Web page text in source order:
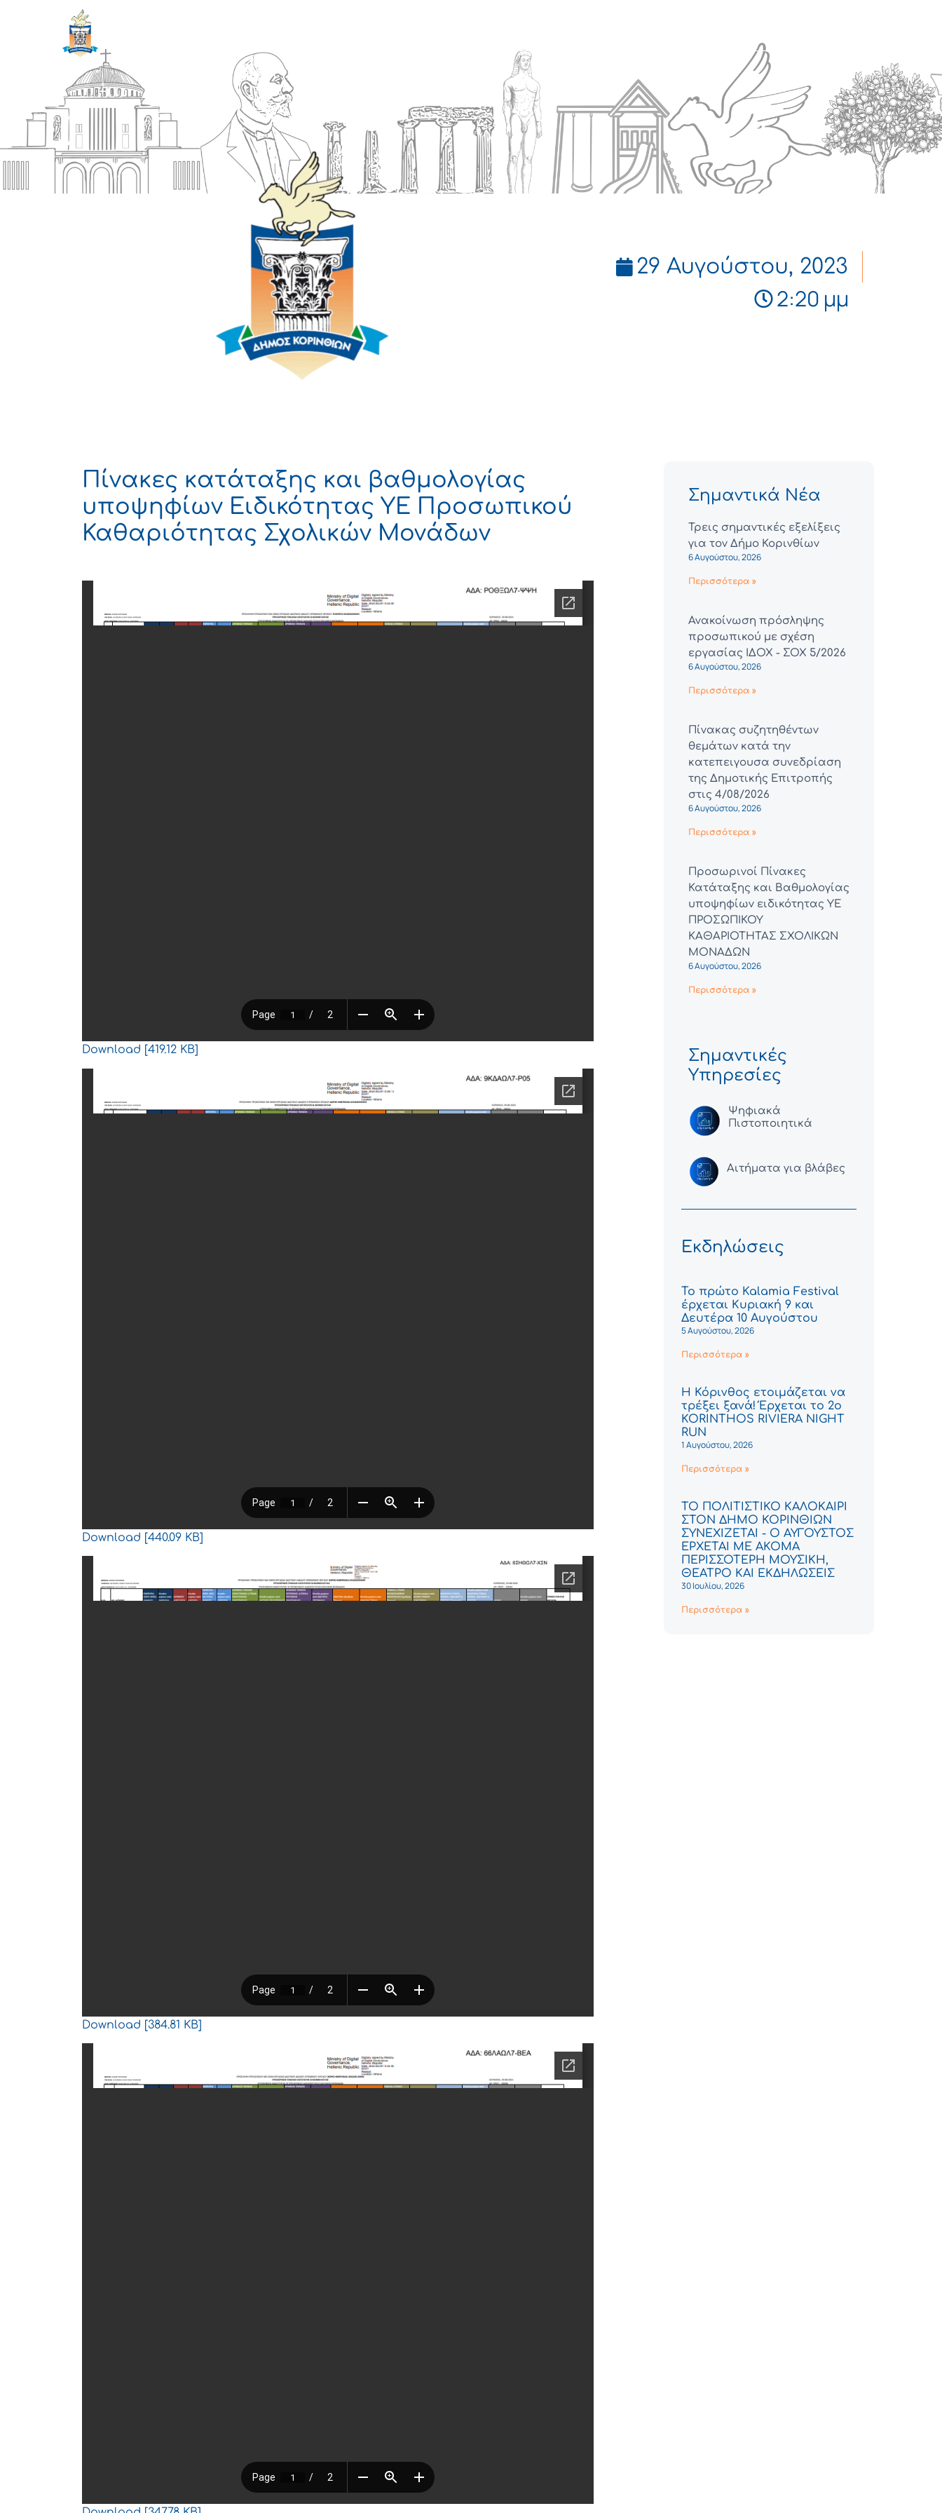
29 Αυγούστου, 2023
2:20 μμ
Πίνακες κατάταξης και βαθμολογίας
υποψηφίων Ειδικότητας ΥΕ Προσωπικού
Καθαριότητας Σχολικών Μονάδων
Download [419.12 KB]
Download [440.09 KB]
Download [384.81 KB]
Σημαντικά Νέα
Τρεις σημαντικές εξελίξεις
για τον Δήμο Κορινθίων
6 Αυγούστου, 2026
Περισσότερα »
Ανακοίνωση πρόσληψης
προσωπικού με σχέση
εργασίας ΙΔΟΧ - ΣΟΧ 5/2026
6 Αυγούστου, 2026
Περισσότερα »
Πίνακας συζητηθέντων
θεμάτων κατά την
κατεπειγουσα συνεδρίαση
της Δημοτικής Επιτροπής
στις 4/08/2026
6 Αυγούστου, 2026
Περισσότερα »
Προσωρινοί Πίνακες
Κατάταξης και Βαθμολογίας
υποψηφίων ειδικότητας ΥΕ
ΠΡΟΣΩΠΙΚΟΥ
ΚΑΘΑΡΙΟΤΗΤΑΣ ΣΧΟΛΙΚΩΝ
ΜΟΝΑΔΩΝ
6 Αυγούστου, 2026
Περισσότερα »
Σημαντικές
Υπηρεσίες
Ψηφιακά
Πιστοποιητικά
Αιτήματα για βλάβες
Εκδηλώσεις
Το πρώτο Kalamia Festival
έρχεται Κυριακή 9 και
Δευτέρα 10 Αυγούστου
5 Αυγούστου, 2026
Περισσότερα »
Η Κόρινθος ετοιμάζεται να
τρέξει ξανά! Έρχεται το 2ο
KORINTHOS RIVIERA NIGHT
RUN
1 Αυγούστου, 2026
Περισσότερα »
ΤΟ ΠΟΛΙΤΙΣΤΙΚΟ ΚΑΛΟΚΑΙΡΙ
ΣΤΟΝ ΔΗΜΟ ΚΟΡΙΝΘΙΩΝ
ΣΥΝΕΧΙΖΕΤΑΙ - Ο ΑΥΓΟΥΣΤΟΣ
ΕΡΧΕΤΑΙ ΜΕ ΑΚΟΜΑ
ΠΕΡΙΣΣΟΤΕΡΗ ΜΟΥΣΙΚΗ,
ΘΕΑΤΡΟ ΚΑΙ ΕΚΔΗΛΩΣΕΙΣ
30 Ιουλίου, 2026
Περισσότερα »